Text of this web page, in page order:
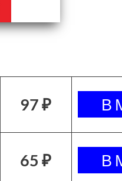
97 ₽
65 ₽